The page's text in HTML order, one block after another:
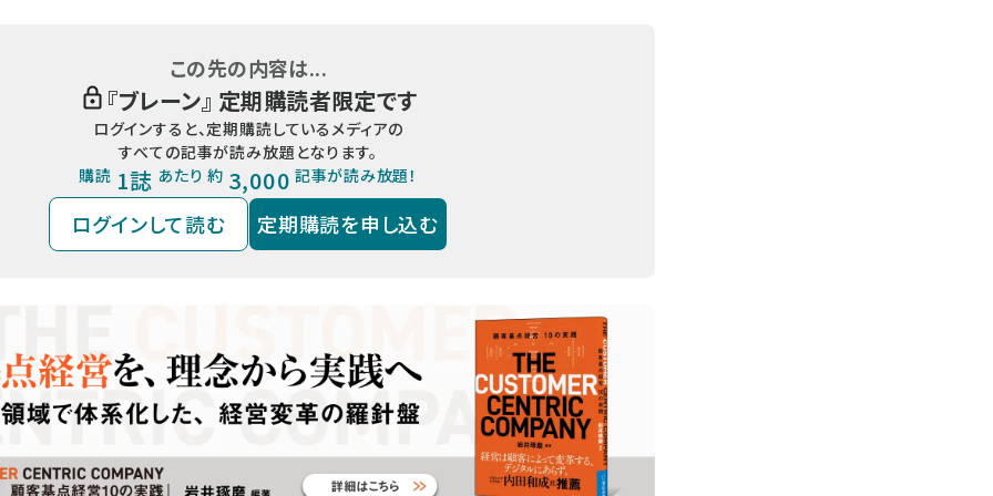
この先の内容は...
『ブレーン』 定期購読者限定です
ログインすると、定期購読しているメディアの
すべての記事が読み放題となります。
購読 1誌 あたり 約 3,000 記事が読み放題！
ログインして読む 定期購読を申し込む